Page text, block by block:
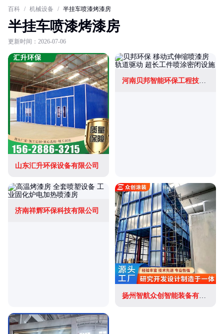
百科 / 机械设备 / 半挂车喷漆烤漆房
半挂车喷漆烤漆房
更新时间：2026-07-06
山东汇升环保设备有限公司
河南贝邦智能环保工程技术有限公司
济南祥辉环保科技有限公司
扬州智航众创智能装备有限公司